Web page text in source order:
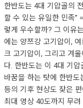
한반도는 4대 기압골의
할 수 있는 유일한 민족”
렇게 우수할까? 그 이유
에는 양쯔강 고기압이,
크 고기압이, 그리고 겨
다. 한반도는 이 4대 기
바꿈을 하는 탓에 한반
등의 기후 현상도 잦은
최대 영상 40도까지 무